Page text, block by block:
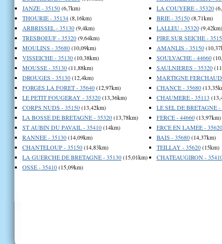
JANZE - 35150(6,7km)
THOURIE - 35134(8,16km)
ARBRISSEL - 35130(9,4km)
TRESBOEUF - 35320(9,64km)
MOULINS - 35680(10,09km)
VISSEICHE - 35130(10,38km)
MOUSSE - 35130(11,88km)
DROUGES - 35130(12,4km)
FORGES LA FORET - 35640(12,97km)
LE PETIT FOUGERAY - 35320(13,36km)
CORPS NUDS - 35150(13,42km)
LA BOSSE DE BRETAGNE - 35320(13,78km)
ST AUBIN DU PAVAIL - 35410(14km)
RANNEE - 35130(14,09km)
CHANTELOUP - 35150(14,83km)
LA GUERCHE DE BRETAGNE - 35130(15,01km)
OSSE - 35410(15,09km)
LA COUYERE - 35320
BRIE - 35150(8,71km)
LALLEU - 35320(9,42km)
PIRE SUR SEICHE -
AMANLIS - 35150
SOULVACHE - 44660
SAULNIERES - 35320
MARTIGNE
CHANCE - 35680
CHAUMERE - 35113
LE SEL DE BRETAGNE -
FERCE - 44660(13,97km)
ERCE EN LAMEE - 35620
BAIS - 35680(14,37km)
TEILLAY - 35620(15km)
CHATEAUGIRON -